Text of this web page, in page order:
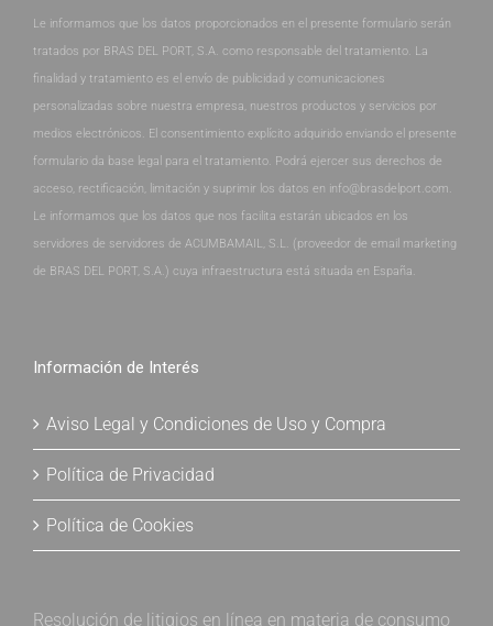
Le informamos que los datos proporcionados en el presente formulario serán
tratados por BRAS DEL PORT, S.A. como responsable del tratamiento. La
finalidad y tratamiento es el envío de publicidad y comunicaciones
personalizadas sobre nuestra empresa, nuestros productos y servicios por
medios electrónicos. El consentimiento explícito adquirido enviando el presente
formulario da base legal para el tratamiento. Podrá ejercer sus derechos de
acceso, rectificación, limitación y suprimir los datos en info@brasdelport.com.
Le informamos que los datos que nos facilita estarán ubicados en los
servidores de servidores de ACUMBAMAIL, S.L. (proveedor de email marketing
de BRAS DEL PORT, S.A.) cuya infraestructura está situada en España.
Información de Interés
Aviso Legal y Condiciones de Uso y Compra
Política de Privacidad
Política de Cookies
Resolución de litigios en línea en materia de consumo